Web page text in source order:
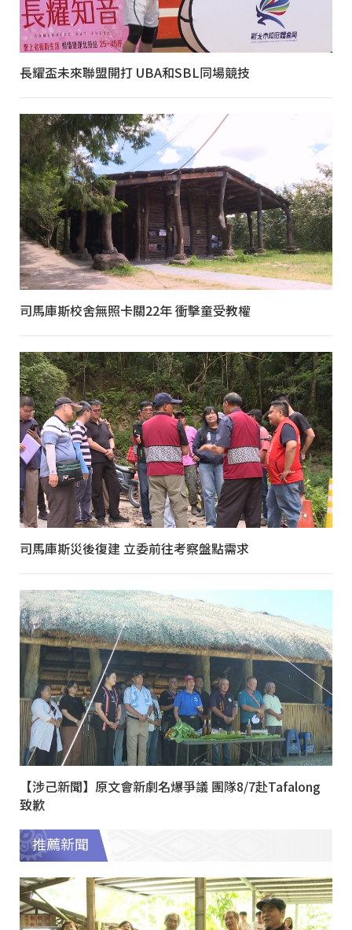
長耀盃未來聯盟開打 UBA和SBL同場競技
司馬庫斯校舍無照卡關22年 衝擊童受教權
司馬庫斯災後復建 立委前往考察盤點需求
【涉己新聞】原文會新劇名爆爭議 團隊8/7赴Tafalong
致歉
推薦新聞